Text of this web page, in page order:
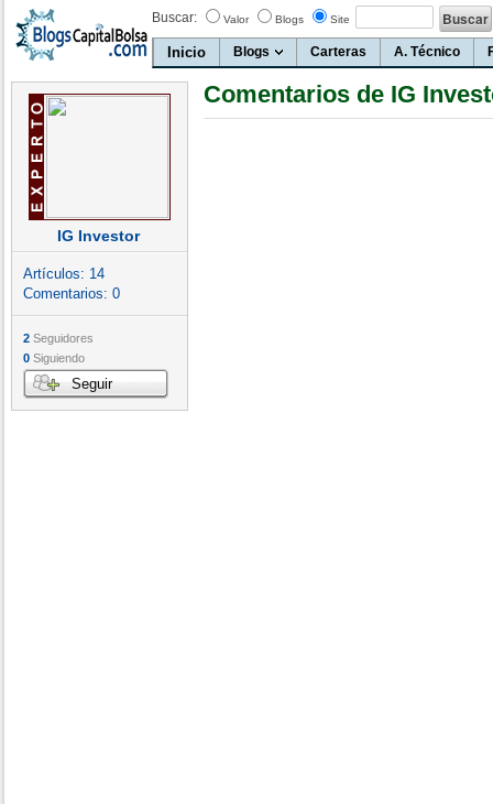
Buscar: Valor Blogs Site
Inicio Blogs Carteras A. Técnico
IG Investor
Artículos: 14
Comentarios: 0
2 Seguidores
0 Siguiendo
Seguir
Comentarios de IG